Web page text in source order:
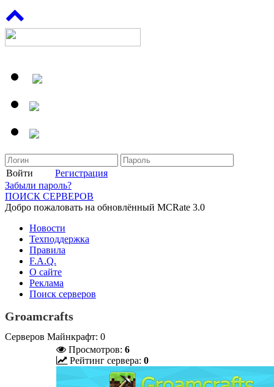
Войти
Регистрация
Забыли пароль?
ПОИСК СЕРВЕРОВ
Добро пожаловать на обновлённый MCRate 3.0
Новости
Техподдержка
Правила
F.A.Q.
О сайте
Реклама
Поиск серверов
Groamcrafts
Серверов Майнкрафт: 0
Просмотров: 6
Рейтинг сервера: 0